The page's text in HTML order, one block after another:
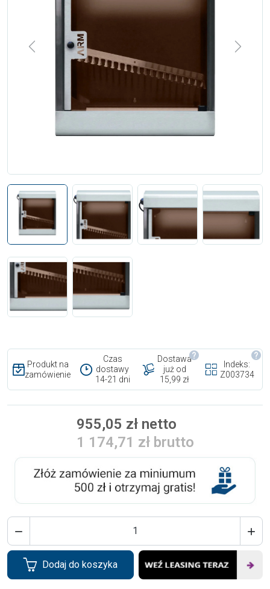
Previous Next
Produkt na
zamówienie
Czas
dostawy
14-21 dni
Dostawa
już od
15,99 zł
Indeks:
Z003734
955,05 zł netto
1 174,71 zł brutto
 
Dodaj do koszyka